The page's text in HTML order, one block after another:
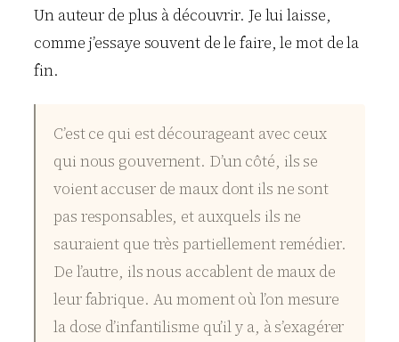
Un auteur de plus à découvrir. Je lui laisse,
comme j’essaye souvent de le faire, le mot de la
fin.
C’est ce qui est décourageant avec ceux
qui nous gouvernent. D’un côté, ils se
voient accuser de maux dont ils ne sont
pas responsables, et auxquels ils ne
sauraient que très partiellement remédier.
De l’autre, ils nous accablent de maux de
leur fabrique. Au moment où l’on mesure
la dose d’infantilisme qu’il y a, à s’exagérer